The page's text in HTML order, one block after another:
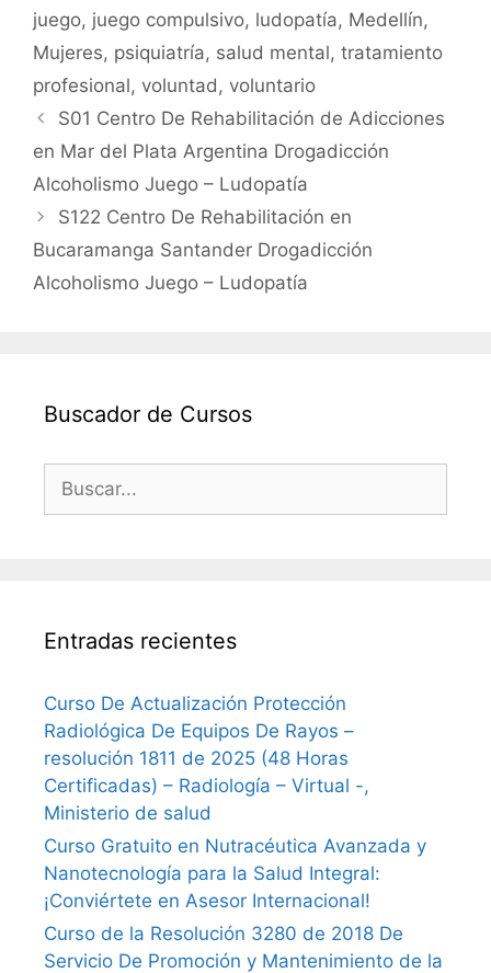
juego, juego compulsivo, ludopatía, Medellín,
Mujeres, psiquiatría, salud mental, tratamiento
profesional, voluntad, voluntario
S01 Centro De Rehabilitación de Adicciones
en Mar del Plata Argentina Drogadicción
Alcoholismo Juego – Ludopatía
S122 Centro De Rehabilitación en
Bucaramanga Santander Drogadicción
Alcoholismo Juego – Ludopatía
Buscador de Cursos
Buscar:
Entradas recientes
Curso De Actualización Protección
Radiológica De Equipos De Rayos –
resolución 1811 de 2025 (48 Horas
Certificadas) – Radiología – Virtual -,
Ministerio de salud
Curso Gratuito en Nutracéutica Avanzada y
Nanotecnología para la Salud Integral:
¡Conviértete en Asesor Internacional!
Curso de la Resolución 3280 de 2018 De
Servicio De Promoción y Mantenimiento de la